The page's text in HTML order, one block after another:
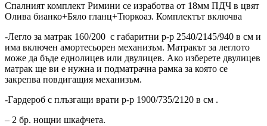
Спалният комплект Римини се изработва от 18мм ПДЧ в цвят
Олива бианко+Бяло гланц+Тюркоаз. Комплектът включва
-Легло за матрак 160/200 с габаритни р-р 2540/2145/940 в см и
има включен амортесьорен механизъм. Матракът за леглото
може да бъде еднолицев или двулицев. Ако изберете двулицев
матрак ще ви е нужна и подматрачна рамка за която се
закрепва повдигащия механизъм.
-Гардероб с плъзгащи врати р-р 1900/735/2120 в см .
– 2 бр. нощни шкафчета.